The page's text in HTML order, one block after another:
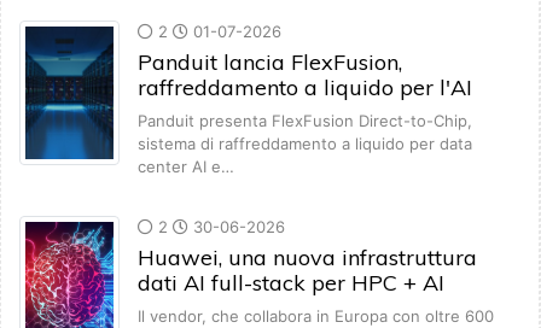
2 01-07-2026
Panduit lancia FlexFusion,
raffreddamento a liquido per l'AI
Panduit presenta FlexFusion Direct-to-Chip,
sistema di raffreddamento a liquido per data
center AI e…
2 30-06-2026
Huawei, una nuova infrastruttura
dati AI full-stack per HPC + AI
Il vendor, che collabora in Europa con oltre 600